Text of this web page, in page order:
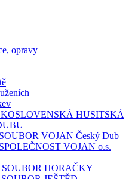
opravy
HUSITSKÁ
VOJAN Český Dub
VOJAN o.s.
HORAČKY